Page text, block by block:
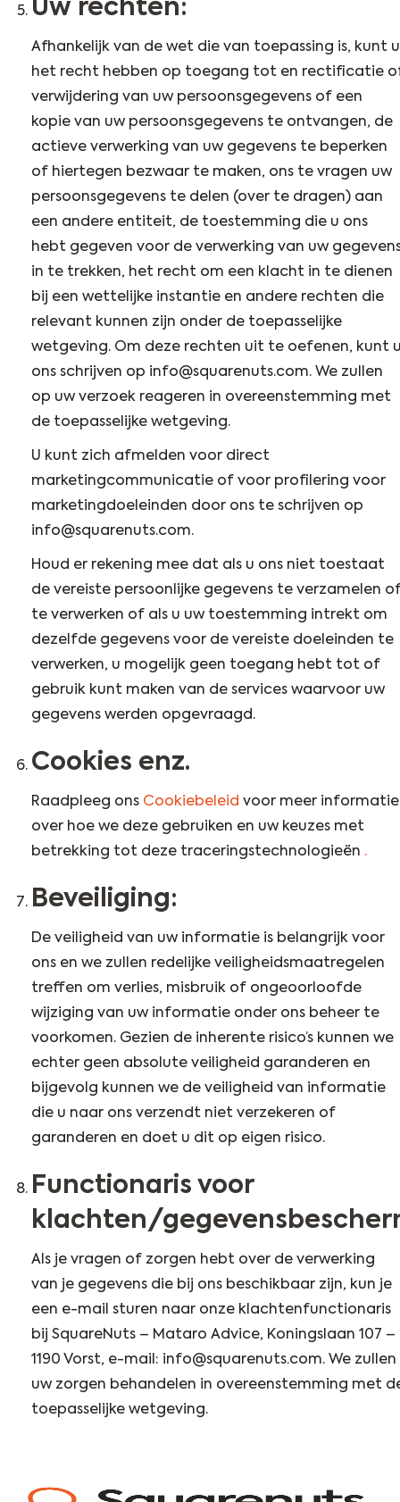
Uw rechten:
Afhankelijk van de wet die van toepassing is, kunt u
het recht hebben op toegang tot en rectificatie
verwijdering van uw persoonsgegevens of een
kopie van uw persoonsgegevens te ontvangen, de
actieve verwerking van uw gegevens te beperken
of hiertegen bezwaar te maken, ons te vragen uw
persoonsgegevens te delen (over te dragen) aan
een andere entiteit, de toestemming die u ons
hebt gegeven voor de verwerking van uw
in te trekken, het recht om een klacht in te dienen
bij een wettelijke instantie en andere rechten die
relevant kunnen zijn onder de toepasselijke
wetgeving. Om deze rechten uit te oefenen, kunt
ons schrijven op info@squarenuts.com. We zullen
op uw verzoek reageren in overeenstemming met
de toepasselijke wetgeving.
U kunt zich afmelden voor direct
marketingcommunicatie of voor profilering voor
marketingdoeleinden door ons te schrijven op
info@squarenuts.com.
Houd er rekening mee dat als u ons niet toestaat
de vereiste persoonlijke gegevens te verzamelen
te verwerken of als u uw toestemming intrekt om
dezelfde gegevens voor de vereiste doeleinden te
verwerken, u mogelijk geen toegang hebt tot of
gebruik kunt maken van de services waarvoor uw
gegevens werden opgevraagd.
Cookies enz.
Raadpleeg ons Cookiebeleid voor meer informatie
over hoe we deze gebruiken en uw keuzes met
betrekking tot deze traceringstechnologieën .
Beveiliging:
De veiligheid van uw informatie is belangrijk voor
ons en we zullen redelijke veiligheidsmaatregelen
treffen om verlies, misbruik of ongeoorloofde
wijziging van uw informatie onder ons beheer te
voorkomen. Gezien de inherente risico’s kunnen we
echter geen absolute veiligheid garanderen en
bijgevolg kunnen we de veiligheid van informatie
die u naar ons verzendt niet verzekeren of
garanderen en doet u dit op eigen risico.
Functionaris voor
klachten/
Als je vragen of zorgen hebt over de verwerking
van je gegevens die bij ons beschikbaar zijn, kun je
een e-mail sturen naar onze klachtenfunctionaris
bij SquareNuts – Mataro Advice, Koningslaan 107 –
1190 Vorst, e-mail: info@squarenuts.com. We zullen
uw zorgen behandelen in overeenstemming met
toepasselijke wetgeving.